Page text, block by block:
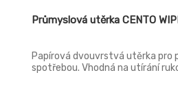
Průmyslová utěrka CENTO
Papírová dvouvrstvá utěrka pro
spotřebou. Vhodná na utírání